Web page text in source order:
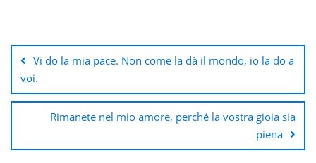
articoli
Vi do la mia pace. Non come la dà il mondo, io la do a
voi.
Rimanete nel mio amore, perché la vostra gioia sia
piena